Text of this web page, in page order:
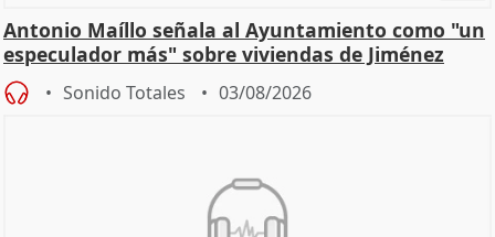
Antonio Maíllo señala al Ayuntamiento como "un
especulador más" sobre viviendas de Jiménez
Becerril
Sonido Totales 03/08/2026